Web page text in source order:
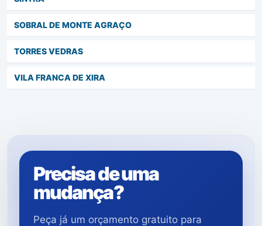
SOBRAL DE MONTE AGRAÇO
TORRES VEDRAS
VILA FRANCA DE XIRA
Precisa de uma
mudança?
Peça já um orçamento gratuito para